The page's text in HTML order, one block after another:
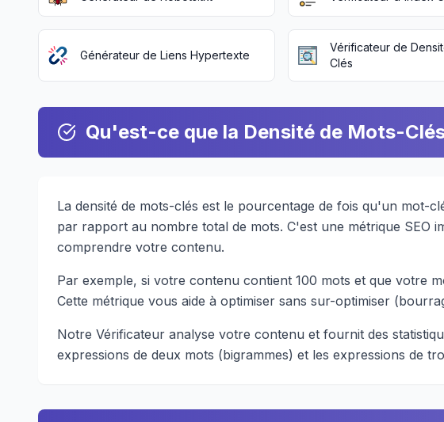
Générateur de Liens Hypertexte
Vérificateur de
Clés
Qu'est-ce que la Densité de Mots-
La densité de mots-clés est le pourcentage de fois qu'un mot-
par rapport au nombre total de mots. C'est une métrique SEO
comprendre votre contenu.
Par exemple, si votre contenu contient 100 mots et que votre
Cette métrique vous aide à optimiser sans sur-optimiser
Notre Vérificateur analyse votre contenu et fournit des
expressions de deux mots (bigrammes) et les expressions de